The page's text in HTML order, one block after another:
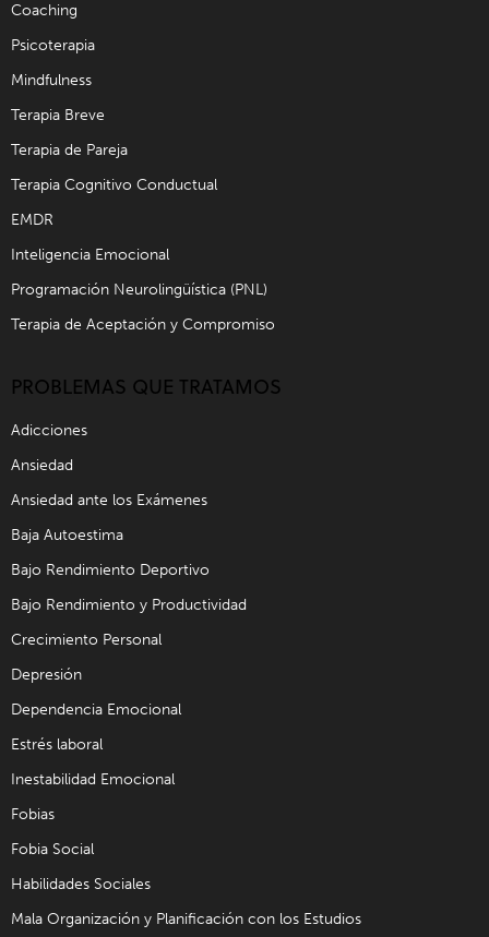
Coaching
Psicoterapia
Mindfulness
Terapia Breve
Terapia de Pareja
Terapia Cognitivo Conductual
EMDR
Inteligencia Emocional
Programación Neurolingüística (PNL)
Terapia de Aceptación y Compromiso
PROBLEMAS QUE TRATAMOS
Adicciones
Ansiedad
Ansiedad ante los Exámenes
Baja Autoestima
Bajo Rendimiento Deportivo
Bajo Rendimiento y Productividad
Crecimiento Personal
Depresión
Dependencia Emocional
Estrés laboral
Inestabilidad Emocional
Fobias
Fobia Social
Habilidades Sociales
Mala Organización y Planificación con los Estudios